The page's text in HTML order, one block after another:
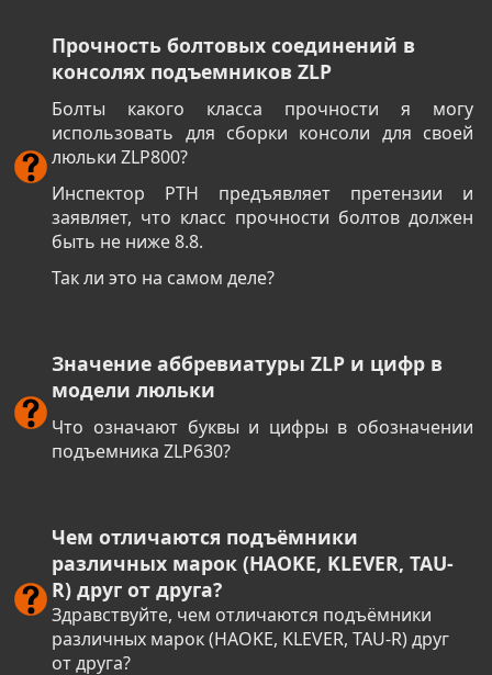
Прочность болтовых соединений в
консолях подъемников ZLP
Болты какого класса прочности я могу
использовать для сборки консоли для своей
люльки ZLP800?
Инспектор РТН предъявляет претензии и
заявляет, что класс прочности болтов должен
быть не ниже 8.8.
Так ли это на самом деле?
Значение аббревиатуры ZLP и цифр в
модели люльки
Что означают буквы и цифры в обозначении
подъемника ZLP630?
Чем отличаются подъёмники
различных марок (HAOKE, KLEVER, TAU-
R) друг от друга?
Здравствуйте, чем отличаются подъёмники
различных марок (HAOKE, KLEVER, TAU-R) друг
от друга?